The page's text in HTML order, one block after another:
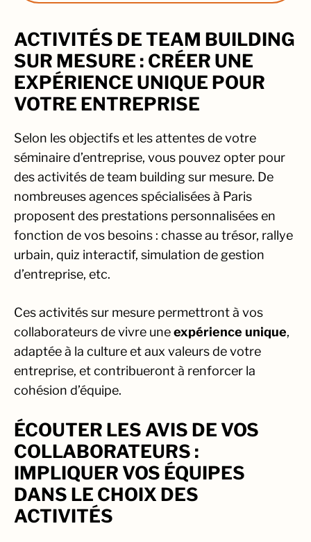
ACTIVITÉS DE TEAM BUILDING
SUR MESURE : CRÉER UNE
EXPÉRIENCE UNIQUE POUR
VOTRE ENTREPRISE
Selon les objectifs et les attentes de votre
séminaire d’entreprise, vous pouvez opter pour
des activités de team building sur mesure. De
nombreuses agences spécialisées à Paris
proposent des prestations personnalisées en
fonction de vos besoins : chasse au trésor, rallye
urbain, quiz interactif, simulation de gestion
d’entreprise, etc.
Ces activités sur mesure permettront à vos
collaborateurs de vivre uneexpérience unique,
adaptée à la culture et aux valeurs de votre
entreprise, et contribueront à renforcer la
cohésion d’équipe.
ÉCOUTER LES AVIS DE VOS
COLLABORATEURS :
IMPLIQUER VOS ÉQUIPES
DANS LE CHOIX DES
ACTIVITÉS